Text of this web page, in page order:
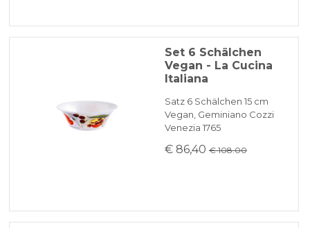
Set 6 Schälchen
Vegan - La Cucina
Italiana
Satz 6 Schälchen 15 cm
Vegan, Geminiano Cozzi
Venezia 1765
€ 86,40 € 108.00